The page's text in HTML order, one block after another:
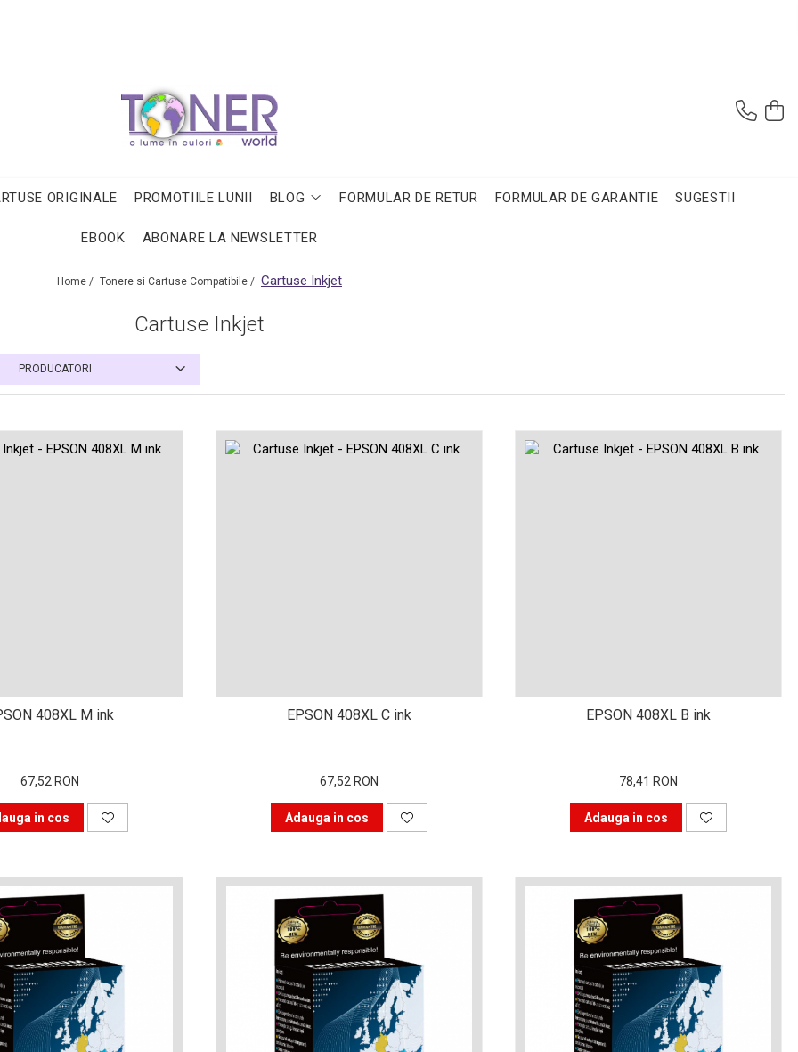
ORIGINALE PROMOTIILE LUNII BLOG FORMULAR DE RETUR FORMULAR DE GARANTIE SUGESTII
EBOOK ABONARE LA NEWSLETTER
Home / Tonere si Cartuse Compatibile / Cartuse Inkjet
Cartuse Inkjet
PRODUCATORI
408XL M ink
67,52 RON
in cos
EPSON 408XL C ink
67,52 RON
Adauga in cos
EPSON 408XL B ink
78,41 RON
Adauga in cos